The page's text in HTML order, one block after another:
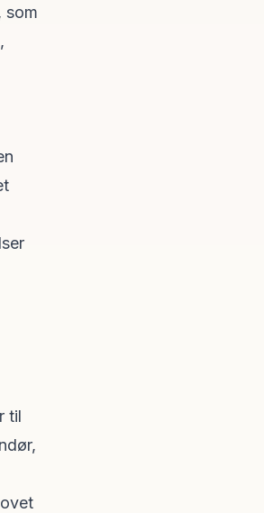
som
til